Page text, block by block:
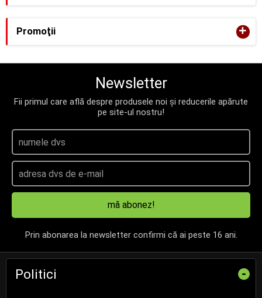
Promoţii +
Newsletter
Fii primul care află despre produsele noi și reducerile apărute
pe site-ul nostru!
mă abonez!
Prin abonarea la newsletter confirmi că ai peste 16 ani.
Politici -